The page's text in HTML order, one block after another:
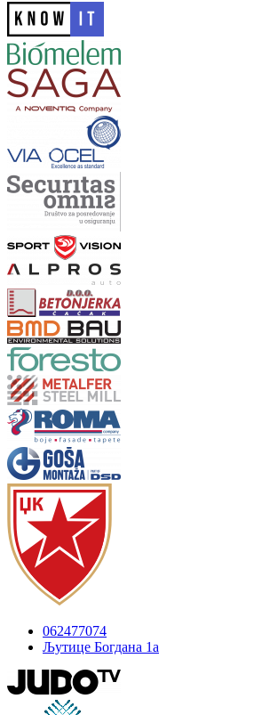
062477074
Љутице Богдана 1а